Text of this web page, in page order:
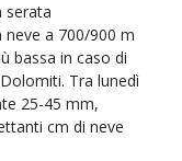
serata
neve a 700/900 m
bassa in caso di
Tra lunedì
25-45 mm,
cm di neve